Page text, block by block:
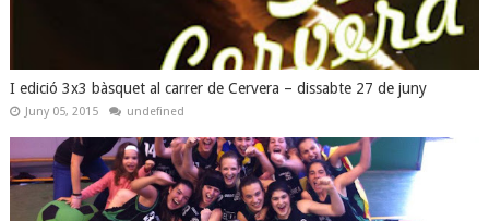
I edició 3x3 bàsquet al carrer de Cervera – dissabte 27 de juny
Juny 05, 2015 undefined